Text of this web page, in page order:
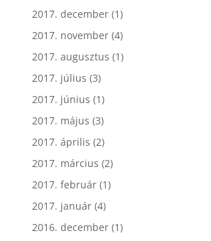
2017. december(1)
2017. november(4)
2017. augusztus (1)
2017. július (3)
2017. június (1)
2017. május (3)
2017. április (2)
2017. március (2)
2017. február(1)
2017. január(4)
2016. december(1)